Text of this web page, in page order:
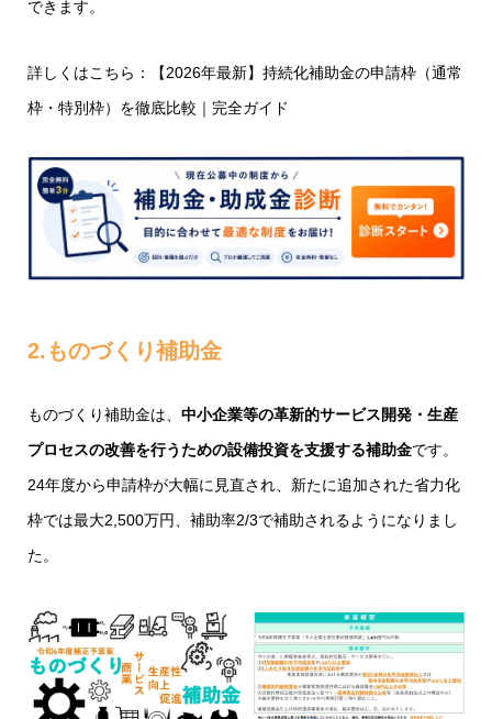
できます。
詳しくはこちら：
【2026年最新】持続化補助金の申請枠（通常
枠・特別枠）を徹底比較｜完全ガイド
2.ものづくり補助金
ものづくり補助金は、 中小企業等の革新的サービス開発・生産
プロセスの改善を行うための設備投資を支援する補助金です。
24年度から申請枠が大幅に見直され、新たに追加された省力化
枠では最大2,500万円、補助率2/3で補助されるようになりまし
た。